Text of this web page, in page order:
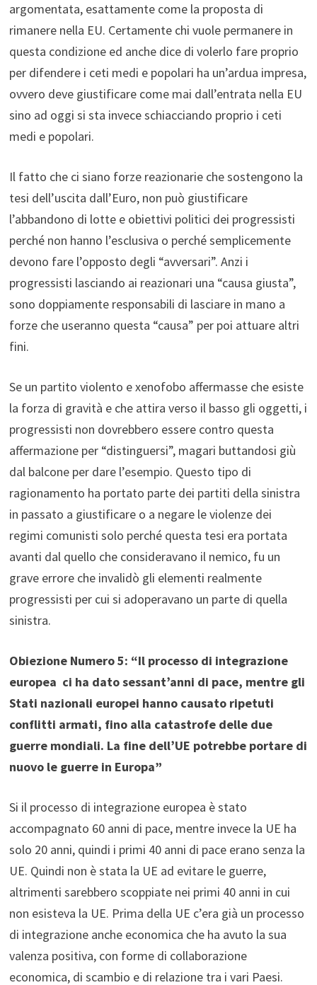
argomentata, esattamente come la proposta di
rimanere nella EU. Certamente chi vuole permanere in
questa condizione ed anche dice di volerlo fare proprio
per difendere i ceti medi e popolari ha un’ardua impresa,
ovvero deve giustificare come mai dall’entrata nella EU
sino ad oggi si sta invece schiacciando proprio i ceti
medi e popolari.
Il fatto che ci siano forze reazionarie che sostengono la
tesi dell’uscita dall’Euro, non può giustificare
l’abbandono di lotte e obiettivi politici dei progressisti
perché non hanno l’esclusiva o perché semplicemente
devono fare l’opposto degli “avversari”. Anzi i
progressisti lasciando ai reazionari una “causa giusta”,
sono doppiamente responsabili di lasciare in mano a
forze che useranno questa “causa” per poi attuare altri
fini.
Se un partito violento e xenofobo affermasse che esiste
la forza di gravità e che attira verso il basso gli oggetti, i
progressisti non dovrebbero essere contro questa
affermazione per “distinguersi”, magari buttandosi giù
dal balcone per dare l’esempio. Questo tipo di
ragionamento ha portato parte dei partiti della sinistra
in passato a giustificare o a negare le violenze dei
regimi comunisti solo perché questa tesi era portata
avanti dal quello che consideravano il nemico, fu un
grave errore che invalidò gli elementi realmente
progressisti per cui si adoperavano un parte di quella
sinistra.
Obiezione Numero 5: “Il processo di integrazione
europea ci ha dato sessant’anni di pace, mentre gli
Stati nazionali europei hanno causato ripetuti
conflitti armati, fino alla catastrofe delle due
guerre mondiali. La fine dell’UE potrebbe portare di
nuovo le guerre in Europa”
Si il processo di integrazione europea è stato
accompagnato 60 anni di pace, mentre invece la UE ha
solo 20 anni, quindi i primi 40 anni di pace erano senza la
UE. Quindi non è stata la UE ad evitare le guerre,
altrimenti sarebbero scoppiate nei primi 40 anni in cui
non esisteva la UE. Prima della UE c’era già un processo
di integrazione anche economica che ha avuto la sua
valenza positiva, con forme di collaborazione
economica, di scambio e di relazione tra i vari Paesi.